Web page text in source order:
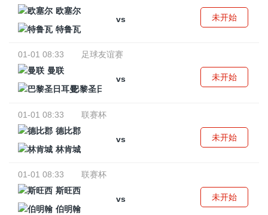
欧塞尔
vs
特鲁瓦
未开始
01-01 08:33
足球友谊赛
曼联
vs
巴黎圣日耳曼
未开始
01-01 08:33
联赛杯
德比郡
vs
林肯城
未开始
01-01 08:33
联赛杯
斯旺西
vs
伯明翰
未开始